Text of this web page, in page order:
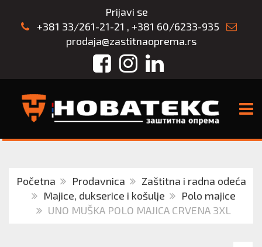
Prijavi se
+381 33/261-21-21 , +381 60/6233-935
prodaja@zastitnaoprema.rs
FacebookInstagram
LinkedIn
Početna Prodavnica
Zaštitna i radna odeća
Majice, dukserice i košulje
Polo majice
UNO MUŠKA POLO MAJICA CRVENA 3XL